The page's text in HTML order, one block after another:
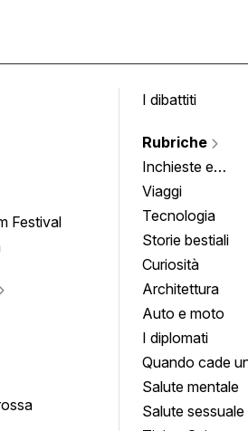
Festival
I dibattiti
Rubriche
Inchieste e
approfondimenti
Viaggi
Tecnologia
Storie bestiali
Curiosità
Architettura
Auto e moto
I diplomati
Quando cade
Salute mentale
Salute sessuale